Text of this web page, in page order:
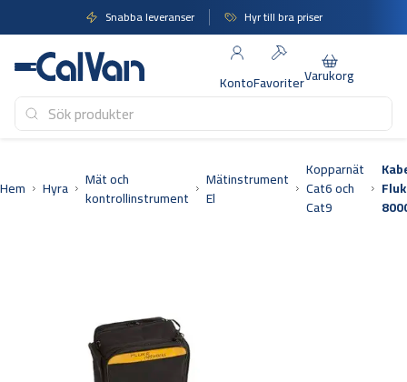
till
innehåll
Snabba leveranser Hyr till bra priser
KontoFavoriterVarukorg
Hem Hyra
Mät och
kontrollinstrument
Mätinstrument
El
Kopparnät
Cat6 och
Cat9